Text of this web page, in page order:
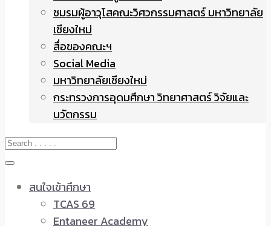
ชมรมผู้อาวุโสคณะวิศวกรรมศาสตร์ มหาวิทยาลัย
เชียงใหม่
สื่อของคณะฯ
Social Media
มหาวิทยาลัยเชียงใหม่
กระทรวงการอุดมศึกษา วิทยาศาสตร์ วิจัยและ
นวัตกรรม
สนใจเข้าศึกษา
TCAS 69
Entaneer Academy